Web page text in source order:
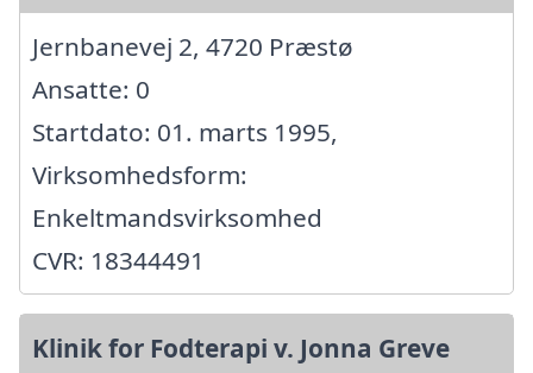
Jernbanevej 2, 4720 Præstø
Ansatte: 0
Startdato: 01. marts 1995,
Virksomhedsform:
Enkeltmandsvirksomhed
CVR: 18344491
Klinik for Fodterapi v. Jonna Greve